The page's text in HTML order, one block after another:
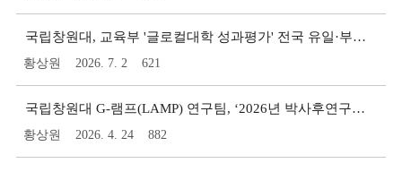
판
리
국립창원대, 교육부 '글로컬대학 성과평가' 전국 유일·부울경 최초 ‘S등급’ 달성!
황상원 2026. 7. 2 621
국립창원대 G-램프(LAMP) 연구팀, ‘2026년 박사후연구원 학습공동체’ 선정!
황상원 2026. 4. 24 882